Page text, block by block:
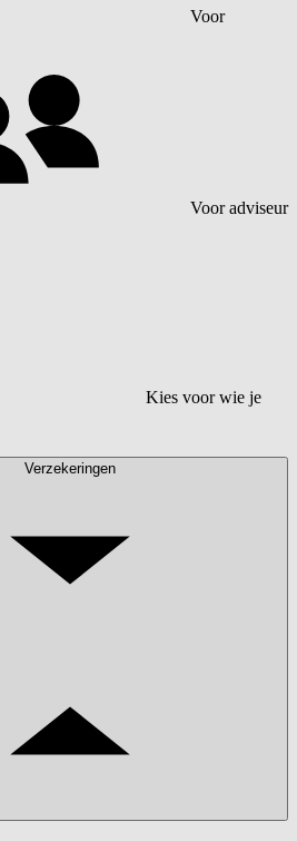
Voor
Voor adviseur
Kies voor wie je
Verzekeringen